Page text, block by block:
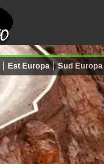
Est Europa Sud Europa